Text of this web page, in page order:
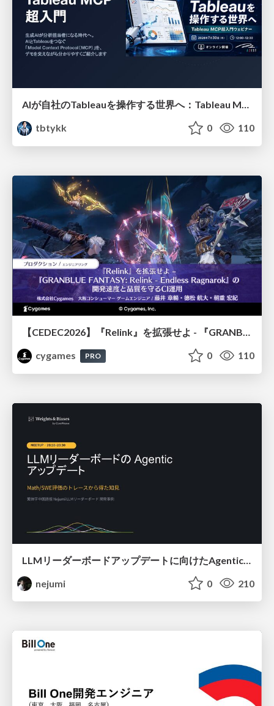
tbtykk
0 110
【CEDEC2026】『Relink』を拡張せよ - 『GRANBLUE FANTASY: Relink - Endless Ragnarok』の開発速度と品質を守るCI運用
cygames
PRO 0 110
nejumi
0 210